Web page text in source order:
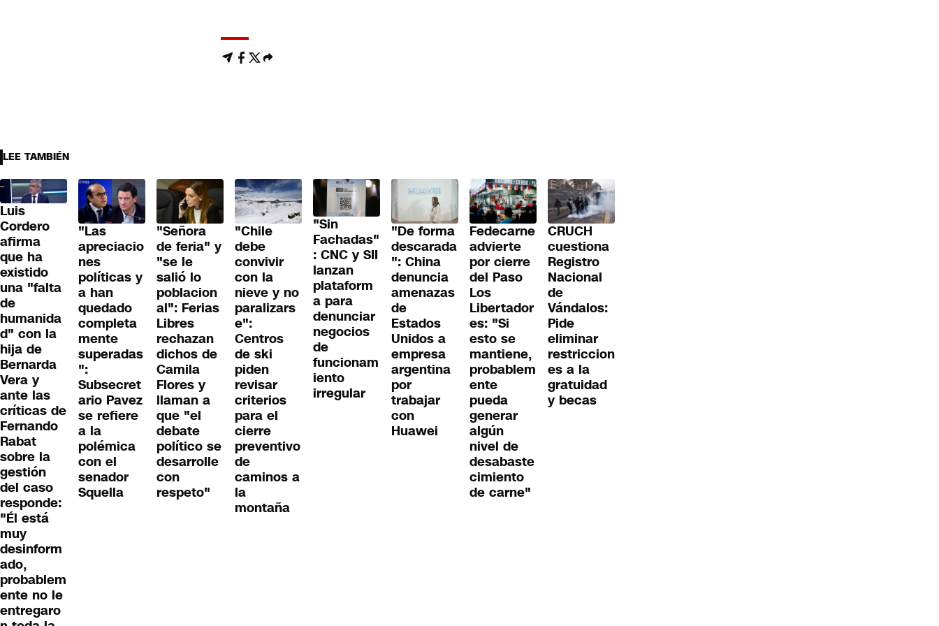
LEE TAMBIÉN
Luis
Cordero
afirma
que ha
existido
una "falta
de
humanida
d" con la
hija de
Bernarda
Vera y
ante las
críticas de
Fernando
Rabat
sobre la
gestión
del caso
responde:
"Él está
muy
desinform
ado,
probablem
ente no le
entregaro
"Las
apreciacio
nes
políticas y
a han
quedado
completa
mente
superadas
":
Subsecret
ario Pavez
se refiere
a la
polémica
con el
senador
Squella
"Señora
de feria" y
"se le
salió lo
poblacion
al": Ferias
Libres
rechazan
dichos de
Camila
Flores y
llaman a
que "el
debate
político se
desarrolle
con
respeto"
"Chile
debe
convivir
con la
nieve y no
paralizars
e":
Centros
de ski
piden
revisar
criterios
para el
cierre
preventivo
de
caminos a
la
montaña
"Sin
Fachadas"
: CNC y SII
lanzan
plataform
a para
denunciar
negocios
de
funcionam
iento
irregular
"De forma
descarada
": China
denuncia
amenazas
de
Estados
Unidos a
empresa
argentina
por
trabajar
con
Huawei
Fedecarne
advierte
por cierre
del Paso
Los
Libertador
es: "Si
esto se
mantiene,
probablem
ente
pueda
generar
algún
nivel de
desabaste
cimiento
de carne"
CRUCH
cuestiona
Registro
Nacional
de
Vándalos:
Pide
eliminar
restriccion
es a la
gratuidad
y becas